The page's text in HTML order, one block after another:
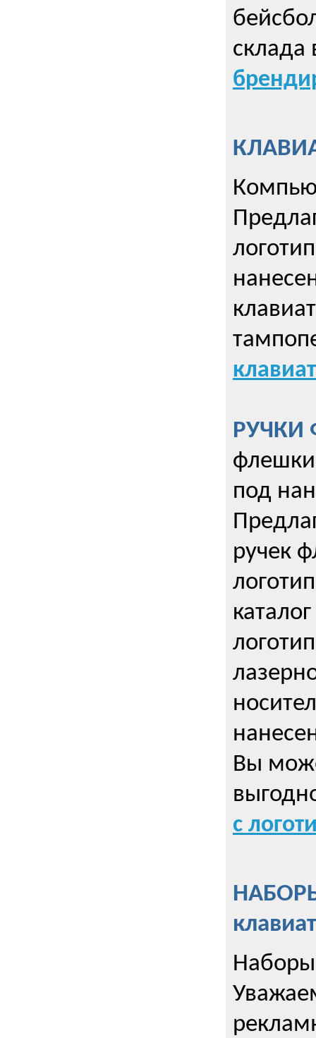
РУЧКИ
флешки
под
ручек
Вы
с